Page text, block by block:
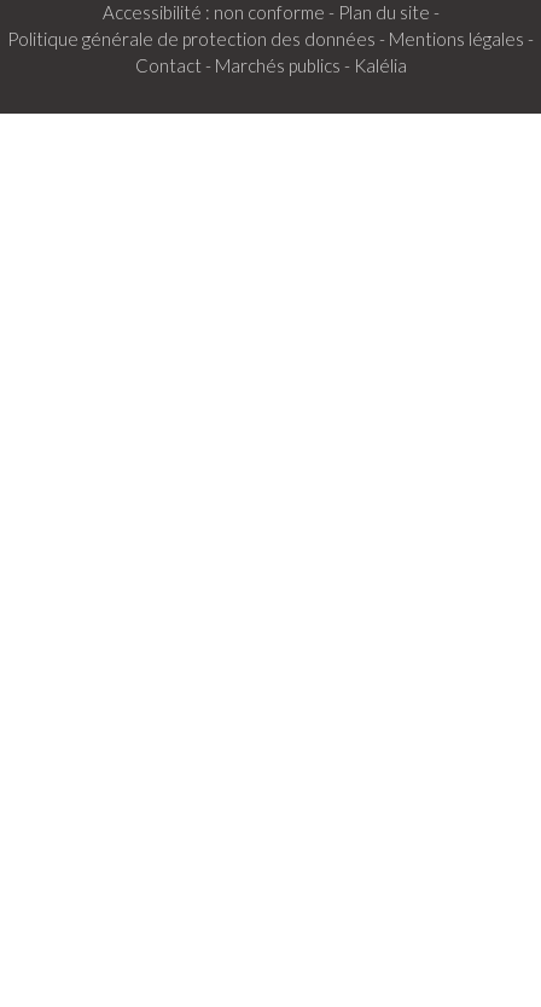
Accessibilité : non conforme - Plan du site -
Politique générale de protection des données - Mentions légales -
Contact - Marchés publics - Kalélia